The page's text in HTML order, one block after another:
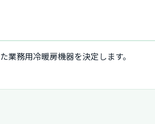
務用冷暖房機器を決定します。